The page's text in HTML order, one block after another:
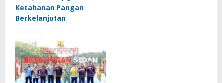
Ketahanan Pangan
Berkelanjutan